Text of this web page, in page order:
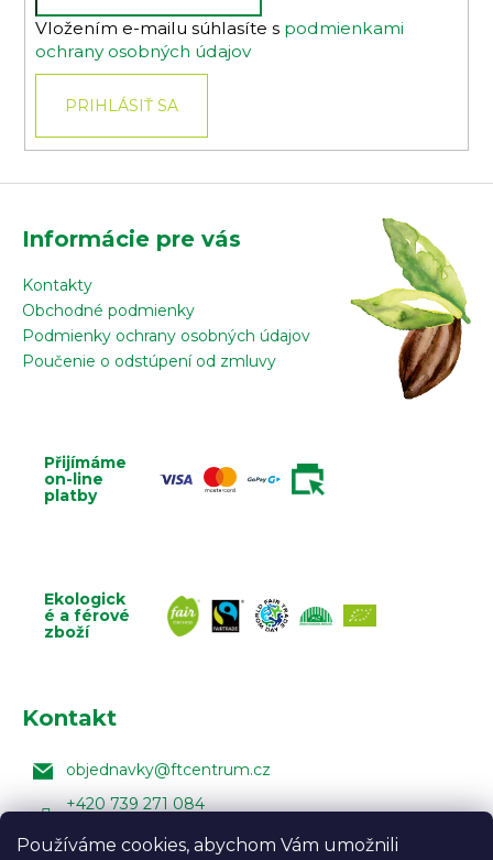
Používáme cookies, abychom Vám umožnili
Vložením e-mailu súhlasíte s podmienkami
ochrany osobných údajov
PRIHLÁSIŤ SA
Informácie pre vás
Kontakty
Obchodné podmienky
Podmienky ochrany osobných údajov
Poučenie o odstúpení od zmluvy
Přijímáme
on-line
platby
Ekologick
é a férové
zboží
Kontakt
objednavky@ftcentrum.cz
+420 739 271 084
Facebook Fair Trade Centra